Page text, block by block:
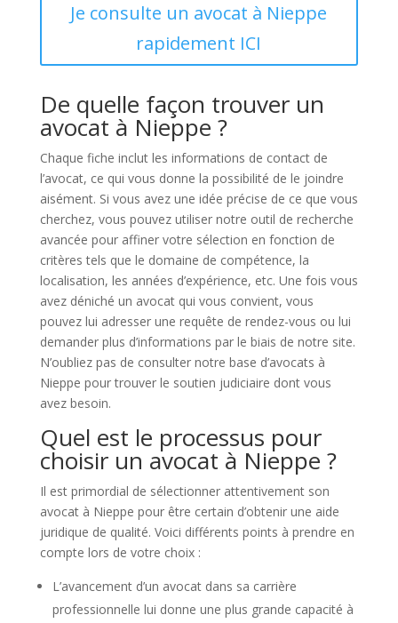
Je consulte un avocat à Nieppe
rapidement ICI
De quelle façon trouver un
avocat à Nieppe ?
Chaque fiche inclut les informations de contact de
l’avocat, ce qui vous donne la possibilité de le joindre
aisément. Si vous avez une idée précise de ce que vous
cherchez, vous pouvez utiliser notre outil de recherche
avancée pour affiner votre sélection en fonction de
critères tels que le domaine de compétence, la
localisation, les années d’expérience, etc. Une fois vous
avez déniché un avocat qui vous convient, vous
pouvez lui adresser une requête de rendez-vous ou lui
demander plus d’informations par le biais de notre site.
N’oubliez pas de consulter notre base d’avocats à
Nieppe pour trouver le soutien judiciaire dont vous
avez besoin.
Quel est le processus pour
choisir un avocat à Nieppe ?
Il est primordial de sélectionner attentivement son
avocat à Nieppe pour être certain d’obtenir une aide
juridique de qualité. Voici différents points à prendre en
compte lors de votre choix :
L’avancement d’un avocat dans sa carrière
professionnelle lui donne une plus grande capacité à